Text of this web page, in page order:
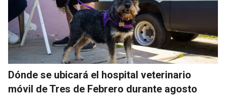
Dónde se ubicará el hospital veterinario
móvil de Tres de Febrero durante agosto